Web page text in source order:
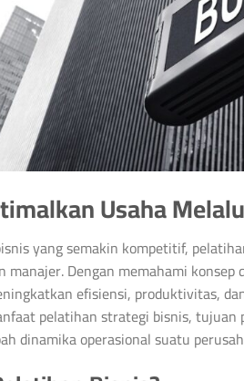
Usaha
yang semakin kompetitif,
manajer. Dengan memahami
efisiensi, produktivitas,
pelatihan strategi bisnis,
dinamika operasional suatu